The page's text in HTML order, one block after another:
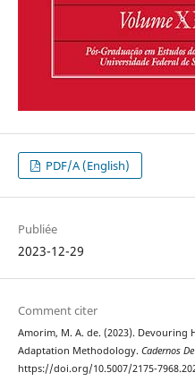
PDF/A (English)
Publiée
2023-12-29
Comment citer
Amorim, M. A. de. (2023).
Adaptation Methodology. Cadernos
https://doi.org/10.5007/2175-